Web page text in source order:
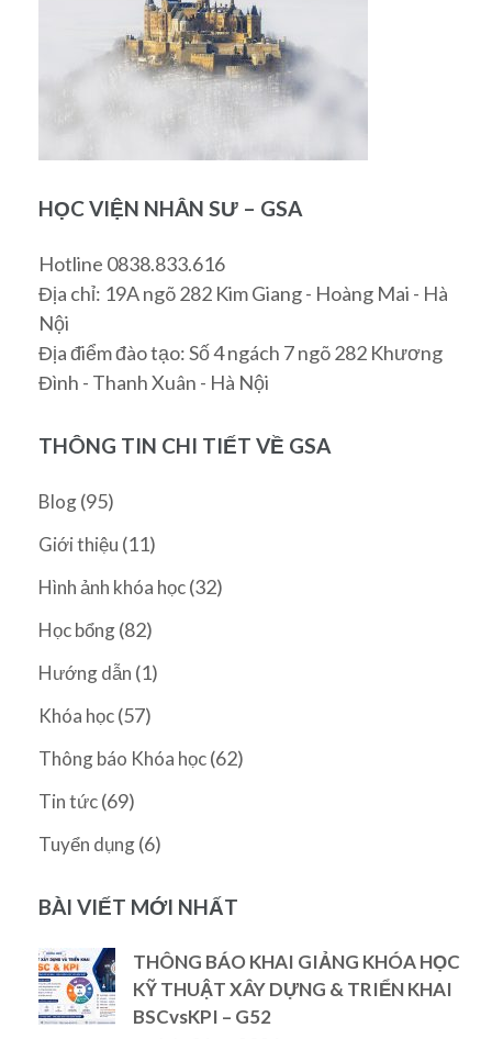
HỌC VIỆN NHÂN SƯ – GSA
Hotline 0838.833.616
Địa chỉ: 19A ngõ 282 Kim Giang - Hoàng Mai - Hà
Nội
Địa điểm đào tạo: Số 4 ngách 7 ngõ 282 Khương
Đình - Thanh Xuân - Hà Nội
THÔNG TIN CHI TIẾT VỀ GSA
Blog(95)
Giới thiệu (11)
Hình ảnh khóa học(32)
Học bổng(82)
Hướng dẫn (1)
Khóa học(57)
Thông báo Khóa học(62)
Tin tức(69)
Tuyển dụng(6)
BÀI VIẾT MỚI NHẤT
THÔNG BÁO KHAI GIẢNG KHÓA HỌC
KỸ THUẬT XÂY DỰNG & TRIỂN KHAI
BSCvsKPI – G52